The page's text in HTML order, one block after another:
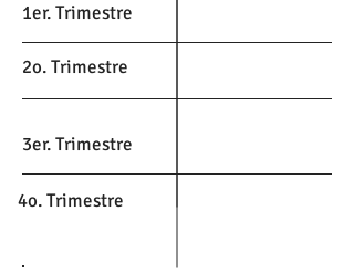
1er. Trimestre
2o. Trimestre
3er. Trimestre
4o. Trimestre